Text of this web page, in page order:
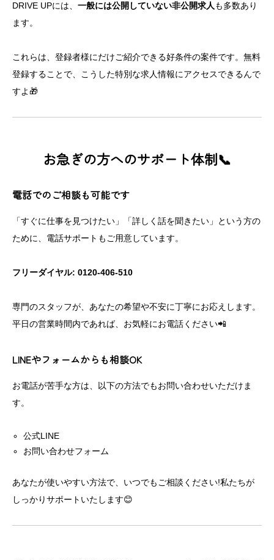
DRIVE UPには、 一般には公開していない非公開求人 も多数あり
ます。
これらは、登録者様にだけご紹介できる好条件の案件です。無料
登録することで、こうした特別な求人情報にアクセスできるんで
すよ🎁
お急ぎの方へのサポート体制📞
電話でのご相談も可能です
「すぐに仕事を見つけたい」「詳しく話を聞きたい」という方の
ために、電話サポートもご用意しています。
フリーダイヤル: 0120-406-510
専門のスタッフが、あなたの希望や不安に丁寧にお応えします。
平日の営業時間内であれば、お気軽にお電話ください📲
LINEやフォームからも相談OK
お電話が苦手な方は、以下の方法でもお問い合わせいただけま
す。
公式LINE
お問い合わせフォーム
あなたが使いやすい方法で、いつでもご相談ください!私たちが
しっかりサポートいたします😊